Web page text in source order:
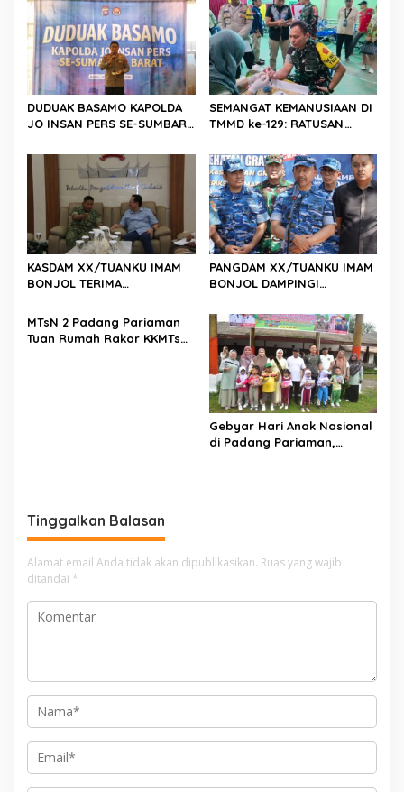
p
o
s
DUDUAK BASAMO KAPOLDA
JO INSAN PERS SE-SUMBAR,
Abadhy Dorong Kolaborasi
Polri dan Media Demi
Kepentingan Masyarakat
SEMANGAT KEMANUSIAAN DI
TMMD ke-129: RATUSAN
KEBUTUHAAN STOK DARAH
KASDAM XX/TUANKU IMAM
BONJOL TERIMA
ANGGOTA DPD RI H. IRMAN
GUSMAN, S.E., M.B.A., DI
MAKODAM
PANGDAM XX/TUANKU IMAM
BONJOL DAMPINGI
AU KE-79 DI LANUD SUTAN
SJAHRIR
MTsN 2 Padang Pariaman
Tuan Rumah Rakor KKMTs
Gebyar Hari Anak Nasional
di Padang Pariaman,
Tinggalkan Balasan
Alamat email Anda tidak akan dipublikasikan. Ruas yang wajib
ditandai *